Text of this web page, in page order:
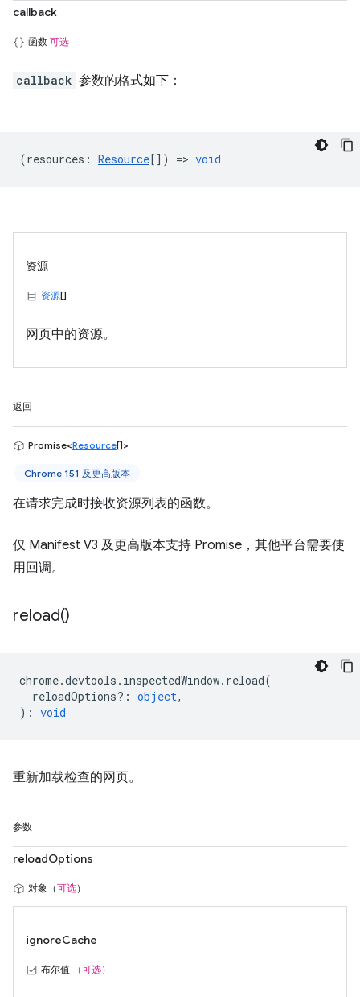
callback
函数 可选
callback 参数的格式如下：
(resources : Resource[]) => void
资源
资源[]
网页中的资源。
返回
Promise<Resource[]>
Chrome 151 及更高版本
在请求完成时接收资源列表的函数。
仅 Manifest V3 及更高版本支持 Promise，其他平台需要使
用回调。
reload()
chrome.devtools . inspectedWindow. reload(
reloadOptions? : object,
) : void
重新加载检查的网页。
参数
reloadOptions
对象（可选）
ignoreCache
布尔值 （可选）